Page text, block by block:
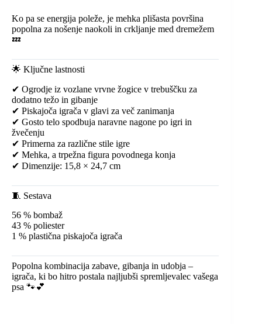
Ko pa se energija poleže, je mehka plišasta površina
popolna za nošenje naokoli in crkljanje med dremežem
💤
🌟 Ključne lastnosti
✔ Ogrodje iz vozlane vrvne žogice v trebuščku za
dodatno težo in gibanje
✔ Piskajoča igrača v glavi za več zanimanja
✔ Gosto telo spodbuja naravne nagone po igri in
žvečenju
✔ Primerna za različne stile igre
✔ Mehka, a trpežna figura povodnega konja
✔ Dimenzije: 15,8 × 24,7 cm
🧵 Sestava
56 % bombaž
43 % poliester
1 % plastična piskajoča igrača
Popolna kombinacija zabave, gibanja in udobja –
igrača, ki bo hitro postala najljubši spremljevalec vašega
psa 🐾💕